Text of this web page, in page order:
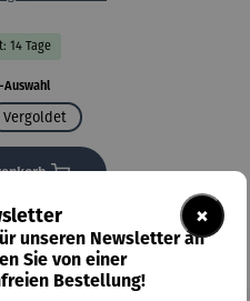
14 Tage
auswählen
Vergoldet
×
unseren Newsletter an
Sie von einer
Bestellung!